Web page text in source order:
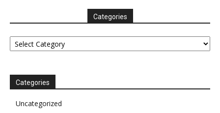
Categories
Categories
Categories
Uncategorized